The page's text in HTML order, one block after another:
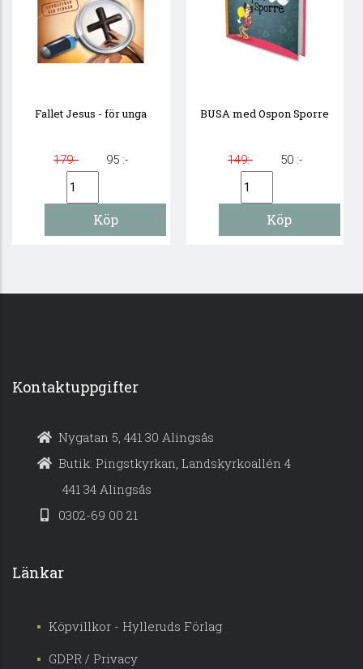
Fallet Jesus - för unga
179:- 95 :-
BUSA med Ospon Sporre
149:- 50 :-
Kontaktuppgifter
Nygatan 5, 441 30 Alingsås
Butik: Pingstkyrkan, Landskyrkoallén 4
441 34 Alingsås
0302-69 00 21
Länkar
Köpvillkor - Hylleruds Förlag
GDPR / Privacy